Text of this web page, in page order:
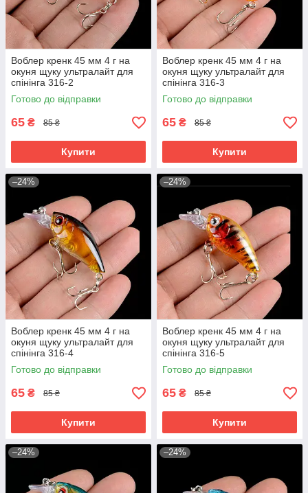
Воблер кренк 45 мм 4 г на
окуня щуку ультралайт для
спінінга 316-2
Готово до відправки
65 ₴ 85 ₴
Купити
Воблер кренк 45 мм 4 г на
окуня щуку ультралайт для
спінінга 316-3
Готово до відправки
65 ₴ 85 ₴
Купити
–24%
Воблер кренк 45 мм 4 г на
окуня щуку ультралайт для
спінінга 316-4
Готово до відправки
65 ₴ 85 ₴
Купити
–24%
Воблер кренк 45 мм 4 г на
окуня щуку ультралайт для
спінінга 316-5
Готово до відправки
65 ₴ 85 ₴
Купити
–24% –24%